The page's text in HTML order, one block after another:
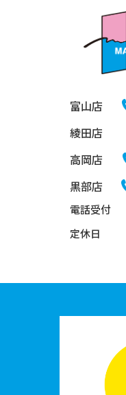
富山店
綾田店
高岡店
黒部店
電話受付
定休日